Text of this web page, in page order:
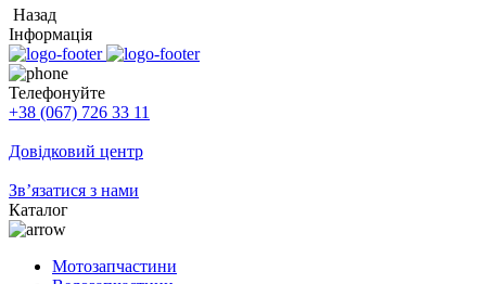
Назад
Інформація
Телефонуйте
+38 (067) 726 33 11
Довідковий центр
Зв’язатися з нами
Каталог
Мотозапчастини